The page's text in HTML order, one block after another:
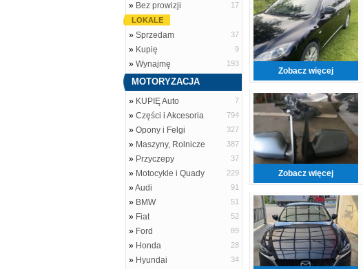
» Bez prowizji
17
LOKALE
» Sprzedam 37
» Kupię 9
» Wynajmę 193
MOTORYZACJA
» KUPIĘ Auto 7
» Części i Akcesoria 794
» Opony i Felgi 327
» Maszyny, Rolnicze 387
» Przyczepy 37
» Motocykle i Quady 229
»Audi 91
» BMW 51
» Fiat 52
» Ford 89
» Honda 28
» Hyundai 34
Zobacz więcej
Zobacz więcej